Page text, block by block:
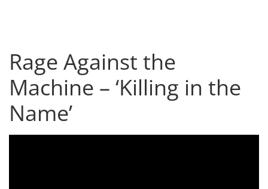
Rage Against the
Machine – ‘Killing in the
Name’